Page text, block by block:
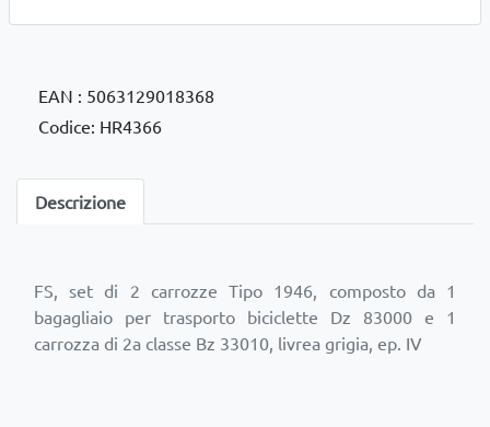
EAN : 5063129018368
Codice: HR4366
Descrizione
FS, set di 2 carrozze Tipo 1946, composto da 1
bagagliaio per trasporto biciclette Dz 83000 e 1
carrozza di 2a classe Bz 33010, livrea grigia, ep. IV